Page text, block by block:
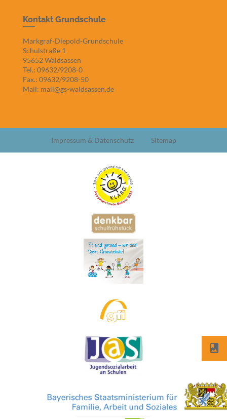
Kontakt Grundschule
Markgraf-Diepold-Grundschule
Schulstraße 1
95652 Waldsassen
Tel.: 09632/9208-0
Fax.: 09632/9208-50
Mail: mail@gs-waldsassen.de
Impressum & Datenschutz Sitemap